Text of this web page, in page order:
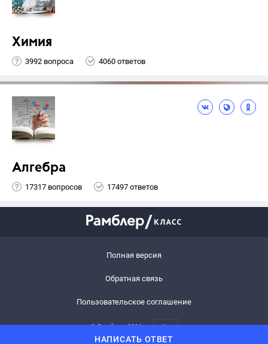
НАПИСАТЬ ОТВЕТ
Химия
3992 вопроса 4060 ответов
Алгебра
17317 вопросов 17497 ответов
Полная версия
Обратная связь
Пользовательское соглашение
© Рамблер,2026 6+